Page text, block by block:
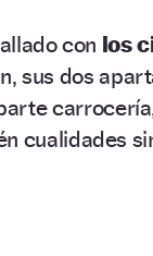
con los
sus dos
cualidades